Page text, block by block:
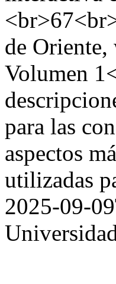
de
Volumen
para las
aspectos
utilizadas
2025-09-